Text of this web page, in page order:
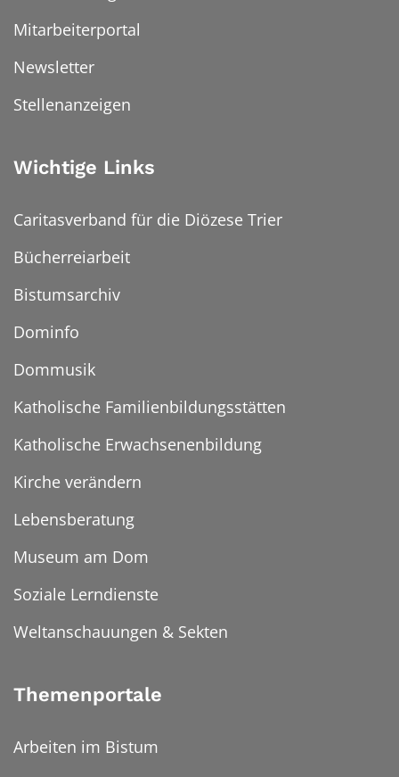
Mitarbeiterportal
Newsletter
Stellenanzeigen
Wichtige Links
Caritasverband für die Diözese Trier
Bücherreiarbeit
Bistumsarchiv
Dominfo
Dommusik
Katholische Familienbildungsstätten
Katholische Erwachsenenbildung
Kirche verändern
Lebensberatung
Museum am Dom
Soziale Lerndienste
Weltanschauungen & Sekten
Themenportale
Arbeiten im Bistum